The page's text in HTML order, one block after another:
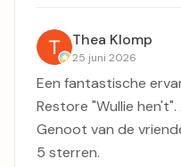
Thea Klomp
25 juni 2026
Een fantastische
Restore "Wullie
Genoot van de
5 sterren.